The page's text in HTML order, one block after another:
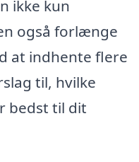
ikke kun
også forlænge
at indhente flere
til, hvilke
bedst til dit